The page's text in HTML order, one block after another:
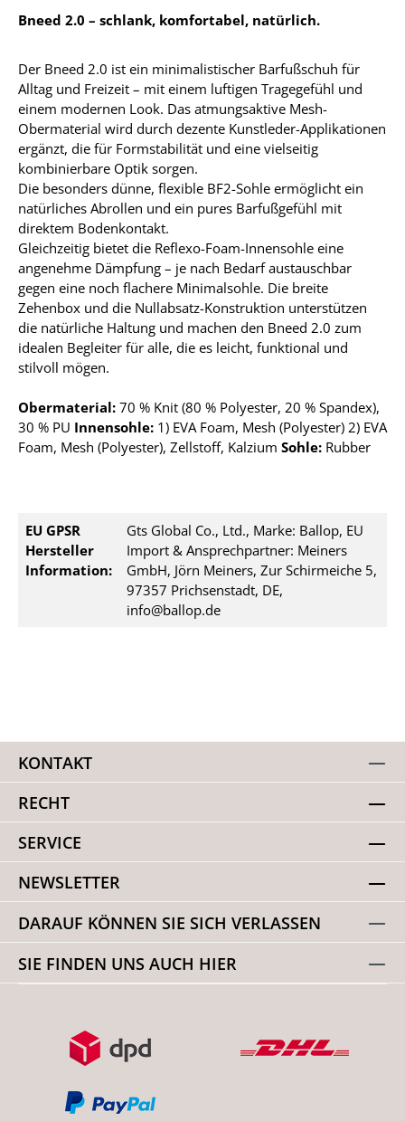
Bneed 2.0 – schlank, komfortabel, natürlich.
Der Bneed 2.0 ist ein minimalistischer Barfußschuh für
Alltag und Freizeit – mit einem luftigen Tragegefühl und
einem modernen Look. Das atmungsaktive Mesh-
Obermaterial wird durch dezente Kunstleder-Applikationen
ergänzt, die für Formstabilität und eine vielseitig
kombinierbare Optik sorgen.
Die besonders dünne, flexible BF2-Sohle ermöglicht ein
natürliches Abrollen und ein pures Barfußgefühl mit
direktem Bodenkontakt.
Gleichzeitig bietet die Reflexo-Foam-Innensohle eine
angenehme Dämpfung – je nach Bedarf austauschbar
gegen eine noch flachere Minimalsohle. Die breite
Zehenbox und die Nullabsatz-Konstruktion unterstützen
die natürliche Haltung und machen den Bneed 2.0 zum
idealen Begleiter für alle, die es leicht, funktional und
stilvoll mögen.
Obermaterial: 70 % Knit (80 % Polyester, 20 % Spandex),
30 % PU Innensohle: 1) EVA Foam, Mesh (Polyester) 2) EVA
Foam, Mesh (Polyester), Zellstoff, Kalzium Sohle: Rubber
EU GPSR
Hersteller
Information:
Gts Global Co., Ltd., Marke: Ballop, EU
Import & Ansprechpartner: Meiners
GmbH, Jörn Meiners, Zur Schirmeiche 5,
97357 Prichsenstadt, DE,
info@ballop.de
KONTAKT
RECHT
SERVICE
NEWSLETTER
DARAUF KÖNNEN SIE SICH VERLASSEN
SIE FINDEN UNS AUCH HIER